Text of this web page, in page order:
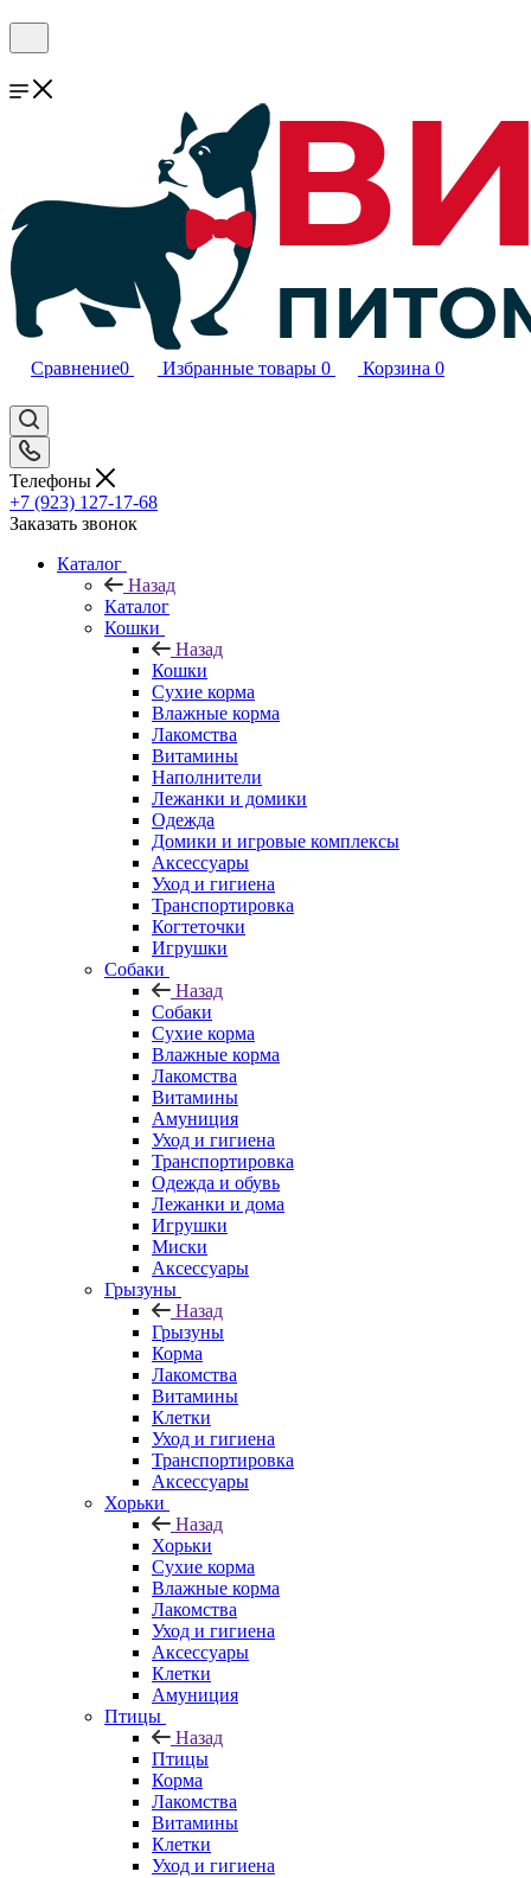
Сравнение0 Избранные товары 0 Корзина 0
Телефоны
+7 (923) 127-17-68
Заказать звонок
Каталог
Назад
Каталог
Кошки
Назад
Кошки
Сухие корма
Влажные корма
Лакомства
Витамины
Наполнители
Лежанки и домики
Одежда
Домики и игровые комплексы
Аксессуары
Уход и гигиена
Транспортировка
Когтеточки
Игрушки
Собаки
Назад
Собаки
Сухие корма
Влажные корма
Лакомства
Витамины
Амуниция
Уход и гигиена
Транспортировка
Одежда и обувь
Лежанки и дома
Игрушки
Миски
Аксессуары
Грызуны
Назад
Грызуны
Корма
Лакомства
Витамины
Клетки
Уход и гигиена
Транспортировка
Аксессуары
Хорьки
Назад
Хорьки
Сухие корма
Влажные корма
Лакомства
Уход и гигиена
Аксессуары
Клетки
Амуниция
Птицы
Назад
Птицы
Корма
Лакомства
Витамины
Клетки
Уход и гигиена